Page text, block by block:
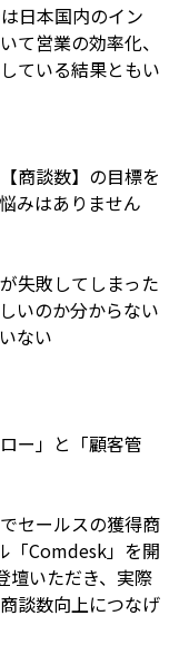
日本国内のイン
て営業の効率化、
ている結果ともい
商談数】の目標を
みはありません
失敗してしまった
いのか分からない
ない
ー」と「顧客管
セールスの獲得商
「Comdesk」を開
壇いただき、実際
談数向上につなげ